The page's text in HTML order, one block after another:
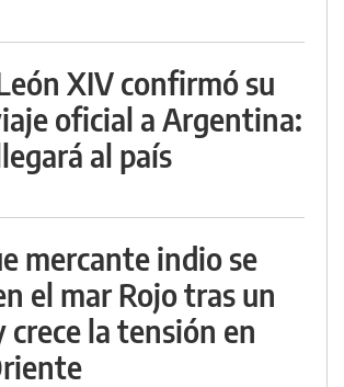
XIV confirmó su
oficial a Argentina:
al país
mercante indio se
el mar Rojo tras un
crece la tensión en